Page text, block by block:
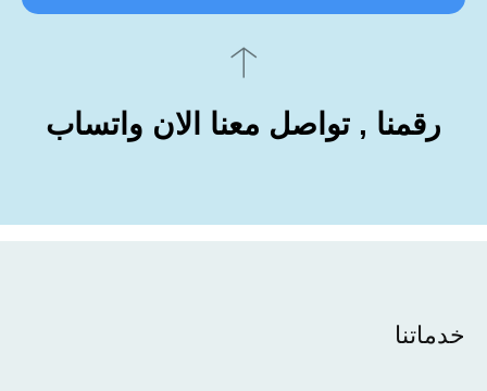
رقمنا , تواصل معنا الان واتساب
خدماتنا